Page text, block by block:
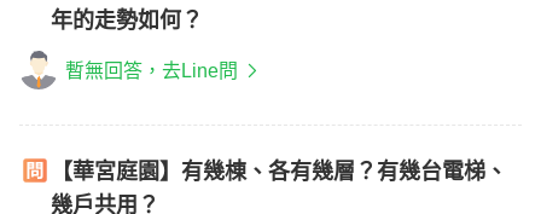
年的走勢如何？
暫無回答，去Line問
【華宮庭園】有幾棟、各有幾層？有幾台電梯、
幾戶共用？